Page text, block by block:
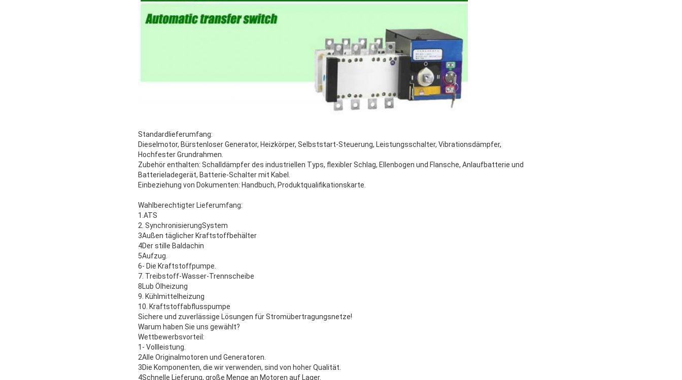
Standardlieferumfang:
Dieselmotor, Bürstenloser Generator, Heizkörper, Selbststart-Steuerung, Leistungsschalter, Vibrationsdämpfer,
Hochfester Grundrahmen.
Zubehör enthalten: Schalldämpfer des industriellen Typs, flexibler Schlag, Ellenbogen und Flansche, Anlaufbatterie und
Batterieladegerät, Batterie-Schalter mit Kabel.
Einbeziehung von Dokumenten: Handbuch, Produktqualifikationskarte.
Wahlberechtigter Lieferumfang:
1.ATS
2. SynchronisierungSystem
3Außen täglicher Kraftstoffbehälter
4Der stille Baldachin
5Aufzug.
6- Die Kraftstoffpumpe.
7. Treibstoff-Wasser-Trennscheibe
8Lub Ölheizung
9. Kühlmittelheizung
10. Kraftstoffabflusspumpe
Sichere und zuverlässige Lösungen für Stromübertragungsnetze!
Warum haben Sie uns gewählt?
Wettbewerbsvorteil:
1- Vollleistung.
2Alle Originalmotoren und Generatoren.
3Die Komponenten, die wir verwenden, sind von hoher Qualität.
4Schnelle Lieferung, große Menge an Motoren auf Lager.